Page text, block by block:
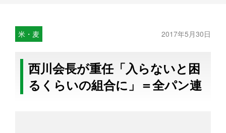
米・麦 2017年5月30日
西川会長が重任「入らないと困
るくらいの組合に」＝全パン連